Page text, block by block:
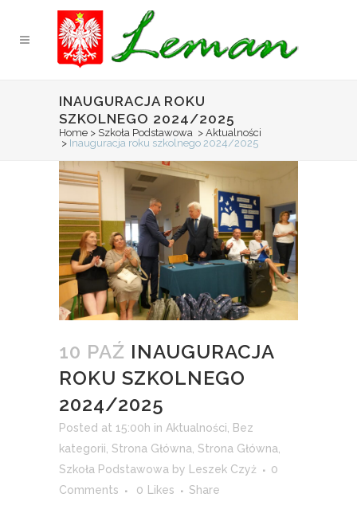
INAUGURACJA ROKU
SZKOLNEGO 2024/2025
Home > Szkoła Podstawowa > Aktualności
> Inauguracja roku szkolnego 2024/2025
10 PAŹ INAUGURACJA
ROKU SZKOLNEGO
2024/2025
Posted at 15:00h in Aktualności
Bez
kategorii Strona Główna Strona Główna
Szkoła Podstawowa by Leszek Czyż
0
Comments
0 Likes Share